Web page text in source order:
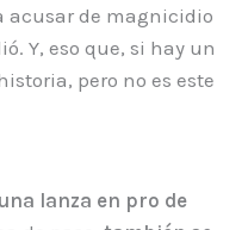
acusar de magnicidio
Y, eso que, si hay un
pero no es este
lanza en pro de